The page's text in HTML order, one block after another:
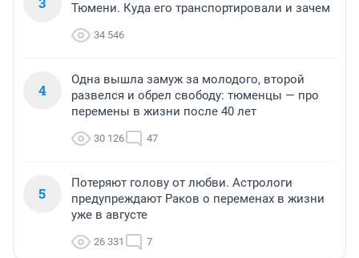
Тюмени. Куда его транспортировали и зачем
34 546
4
Одна вышла замуж за молодого, второй
развелся и обрел свободу: тюменцы — про
перемены в жизни после 40 лет
30 126 47
5
Потеряют голову от любви. Астрологи
предупреждают Раков о переменах в жизни
уже в августе
26 331 7